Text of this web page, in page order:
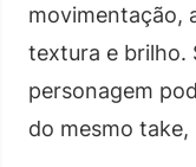
movimentação,
textura e brilho.
personagem
do mesmo